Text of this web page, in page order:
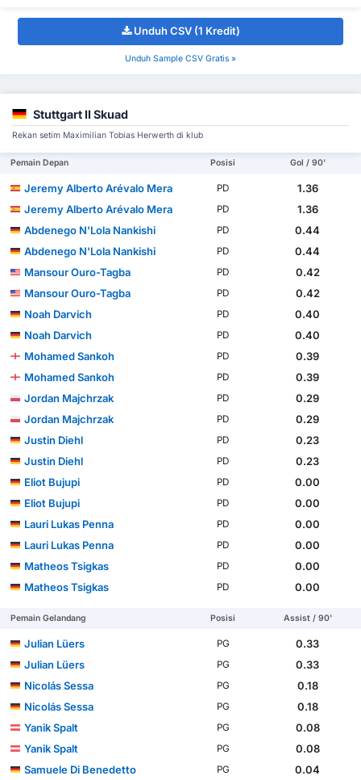
Unduh CSV (1 Kredit)
Unduh Sample CSV Gratis »
Stuttgart II Skuad
Rekan setim Maximilian Tobias Herwerth di klub
Pemain Depan Posisi Gol / 90'
Jeremy Alberto Arévalo Mera PD
1.36
Jeremy Alberto Arévalo Mera
PD
1.36
Abdenego N'Lola Nankishi
PD
0.44
Abdenego N'Lola Nankishi
PD
0.44
Mansour Ouro-Tagba
PD
0.42
Mansour Ouro-Tagba
PD
0.42
Noah Darvich
PD
0.40
Noah Darvich
PD
0.40
Mohamed Sankoh
PD
0.39
Mohamed Sankoh
PD
0.39
Jordan Majchrzak
PD
0.29
Jordan Majchrzak
PD
0.29
Justin Diehl
PD
0.23
Justin Diehl
PD
0.23
Eliot Bujupi
PD
0.00
Eliot Bujupi
PD
0.00
Lauri Lukas Penna
PD
0.00
Lauri Lukas Penna
PD
0.00
Matheos Tsigkas
PD
0.00
Matheos Tsigkas
PD 0.00
Pemain Gelandang Posisi Assist / 90'
Julian Lüers PG
0.33
Julian Lüers
PG
0.33
Nicolás Sessa
PG
0.18
Nicolás Sessa
PG
0.18
Yanik Spalt
PG
0.08
Yanik Spalt
PG
0.08
Samuele Di Benedetto
PG
0.04